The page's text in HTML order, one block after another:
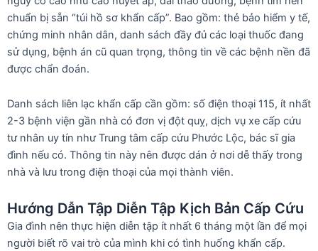
chuẩn bị sẵn “túi hồ sơ khẩn cấp”. Bao gồm: thẻ bảo hiểm y tế,
chứng minh nhân dân, danh sách đầy đủ các loại thuốc đang
sử dụng, bệnh án cũ quan trọng, thông tin về các bệnh nền đã
được chẩn đoán.
Danh sách liên lạc khẩn cấp cần gồm: số điện thoại 115, ít nhất
2-3 bệnh viện gần nhà có đơn vị đột quỵ, dịch vụ xe cấp cứu
tư nhân uy tín như Trung tâm cấp cứu Phước Lộc, bác sĩ gia
đình nếu có. Thông tin này nên được dán ở nơi dễ thấy trong
nhà và lưu trong điện thoại của mọi thành viên.
Hướng Dẫn Tập Diễn Tập Kịch Bản Cấp Cứu
Gia đình nên thực hiện diễn tập ít nhất 6 tháng một lần để mọi
người biết rõ vai trò của mình khi có tình huống khẩn cấp.